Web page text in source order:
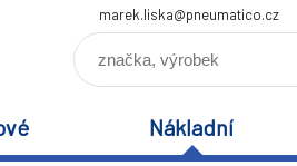
marek.liska@pneumatico.cz
Nákladní